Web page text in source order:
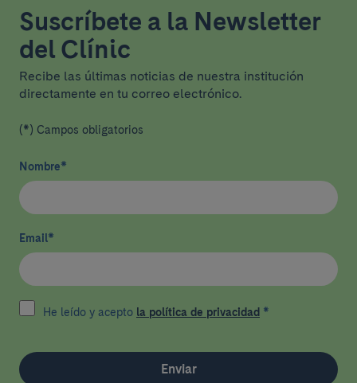
Suscríbete a la Newsletter
del Clínic
Recibe las últimas noticias de nuestra institución
directamente en tu correo electrónico.
(*) Campos obligatorios
Nombre*
Email*
He leído y acepto la política de privacidad *
Enviar